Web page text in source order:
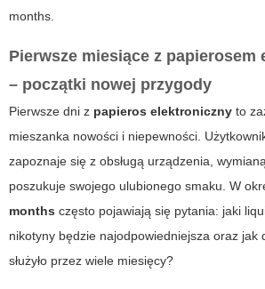
months.
Pierwsze miesiące z papierosem
– początki nowej przygody
Pierwsze dni z papieros elektroniczny to
mieszanka nowości i niepewności.
zapoznaje się z obsługą urządzenia,
poszukuje swojego ulubionego smaku. W
months często pojawiają się pytania: jaki
nikotyny będzie najodpowiedniejsza oraz jak
służyło przez wiele miesięcy?